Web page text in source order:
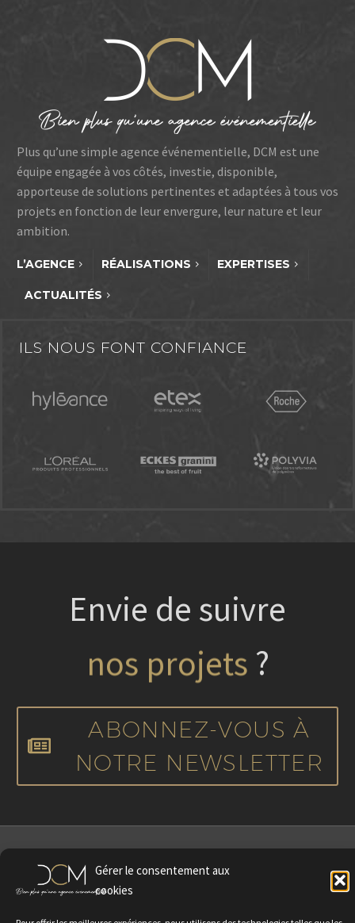
Gérer le consentement aux
cookies
Plus qu’une simple agence événementielle, DCM est une
équipe engagée à vos côtés, investie, disponible,
apporteuse de solutions pertinentes et adaptées à tous vos
projets en fonction de leur envergure, leur nature et leur
ambition.
L’AGENCE RÉALISATIONS EXPERTISES
ACTUALITÉS
ILS NOUS FONT CONFIANCE
Envie de suivre
nos projets ?
ABONNEZ-VOUS À
NOTRE NEWSLETTER